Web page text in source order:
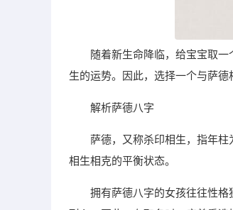
随着新生命降临，给宝宝取
生的运势。因此，选择一个与萨
解析萨德八字
萨德，又称杀印相生，指年
相生相克的平衡状态。
拥有萨德八字的女孩往往性